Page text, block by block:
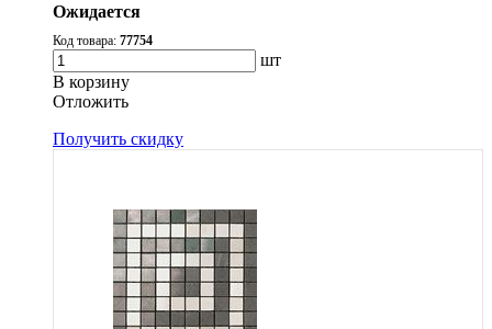
Ожидается
Код товара: 77754
шт
В корзину
Oтложить
Получить скидку